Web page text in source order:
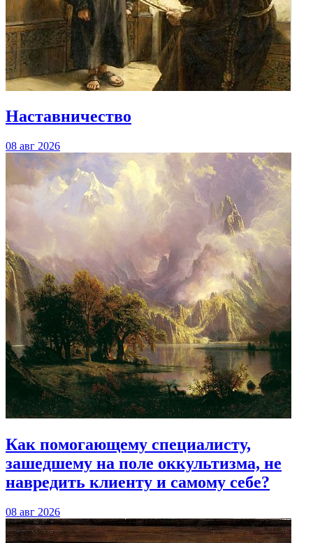
Наставничество
08 авг 2026
Как помогающему специалисту,
зашедшему на поле оккультизма, не
навредить клиенту и самому себе?
08 авг 2026